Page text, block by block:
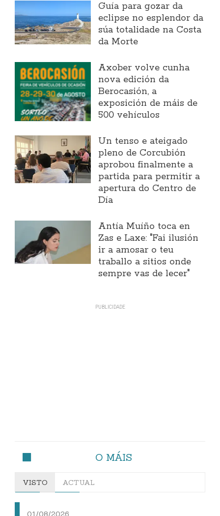
Guía para gozar da
eclipse no esplendor da
súa totalidade na Costa
da Morte
Axober volve cunha
nova edición da
Berocasión, a
exposición de máis de
500 vehículos
Un tenso e ateigado
pleno de Corcubión
aprobou finalmente a
partida para permitir a
apertura do Centro de
Día
Antía Muíño toca en
Zas e Laxe: "Fai ilusión
ir a amosar o teu
traballo a sitios onde
sempre vas de lecer"
O MÁIS
VISTO ACTUAL
01/08/2026